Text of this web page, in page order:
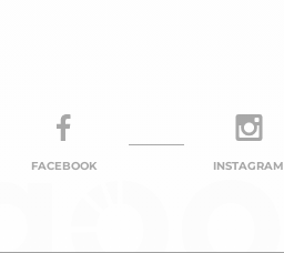
FACEBOOK INSTAGRAM